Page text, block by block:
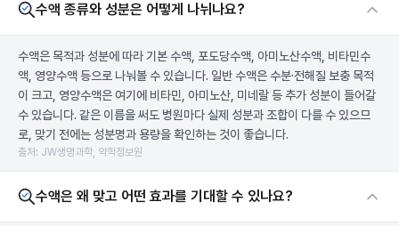
수액 종류와 성분은 어떻게 나뉘나요?
수액은 목적과 성분에 따라 기본 수액, 포도당수액, 아미노산수액, 비타민수
액, 영양수액 등으로 나눠볼 수 있습니다. 일반 수액은 수분·전해질 보충 목적
이 크고, 영양수액은 여기에 비타민, 아미노산, 미네랄 등 추가 성분이 들어갈
수 있습니다. 같은 이름을 써도 병원마다 실제 성분과 조합이 다를 수 있으므
로, 맞기 전에는 성분명과 용량을 확인하는 것이 좋습니다.
출처: JW생명과학, 약학정보원
수액은 왜 맞고 어떤 효과를 기대할 수 있나요?